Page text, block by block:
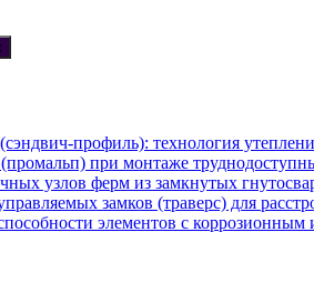
профиль): технология
при монтаже
узлов ферм из замкнутых
замков (траверс) для
элементов с коррозионным